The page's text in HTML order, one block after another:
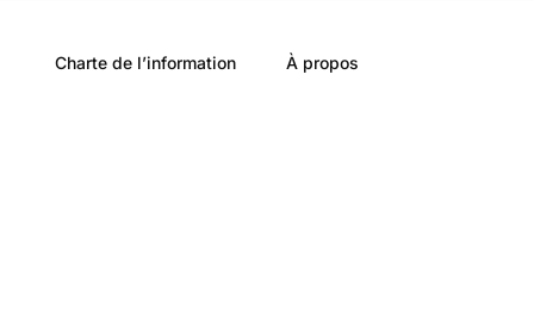
Charte de l’information À propos